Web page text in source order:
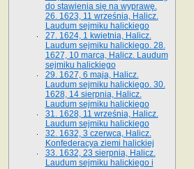
do stawienia się na wyprawę.
26. 1623, 11 września, Halicz.
Laudum sejmiku halickiego
27. 1624, 1 kwietnia, Halicz.
Laudum sejmiku halickiego. 28.
1627, 10 marca, Halicz. Laudum
sejmiku halickiego
29. 1627, 6 maja, Halicz.
Laudum sejmiku halickiego. 30.
1628, 14 sierpnia, Halicz.
Laudum sejmiku halickiego
31. 1628, 11 września, Halicz.
Laudum sejmiku halickiego
32. 1632, 3 czerwca, Halicz.
Konfederacya ziemi halickiej
33. 1632, 23 sierpnia, Halicz.
Laudum sejmiku halickiego i